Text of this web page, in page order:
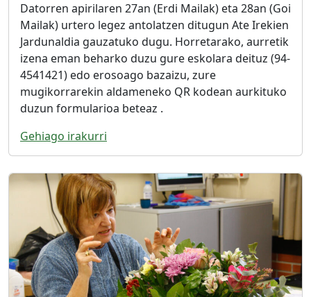
Datorren apirilaren 27an (Erdi Mailak) eta 28an (Goi
Mailak) urtero legez antolatzen ditugun Ate Irekien
Jardunaldia gauzatuko dugu. Horretarako, aurretik
izena eman beharko duzu gure eskolara deituz (94-
4541421) edo erosoago bazaizu, zure
mugikorrarekin aldameneko QR kodean aurkituko
duzun formularioa beteaz .
Gehiago irakurri